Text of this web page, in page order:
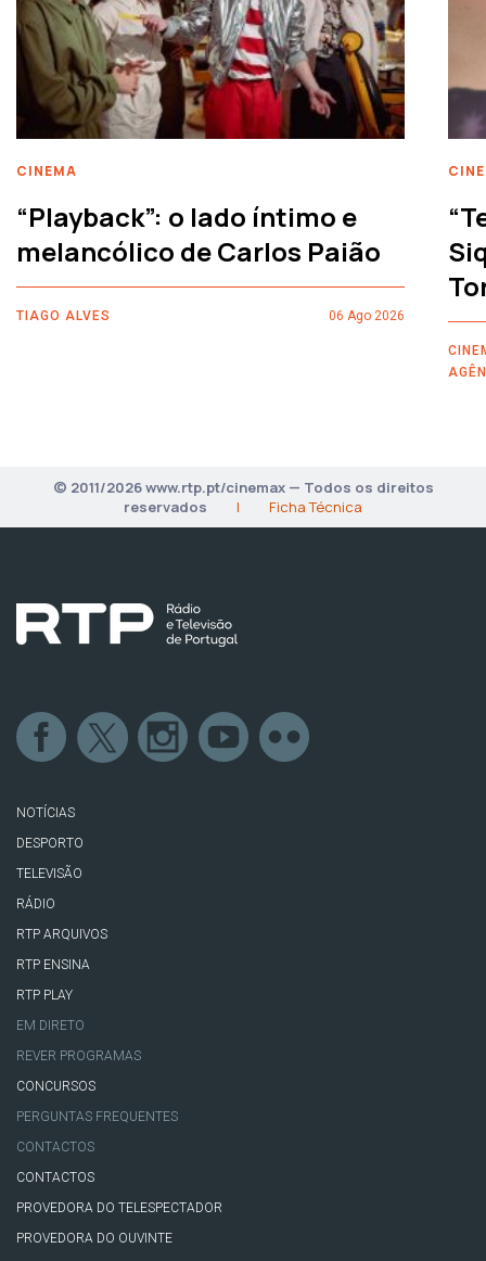
CINEMA
“Playback”: o lado íntimo e
melancólico de Carlos Paião
TIAGO ALVES 06 Ago 2026
© 2011/2026 www.rtp.pt/cinemax — Todos os direitos
reservados
| Ficha Técnica
NOTÍCIAS
DESPORTO
TELEVISÃO
RÁDIO
RTP ARQUIVOS
RTP ENSINA
RTP PLAY
EM DIRETO
REVER PROGRAMAS
CONCURSOS
PERGUNTAS FREQUENTES
CONTACTOS
CONTACTOS
PROVEDORA DO TELESPECTADOR
PROVEDORA DO OUVINTE